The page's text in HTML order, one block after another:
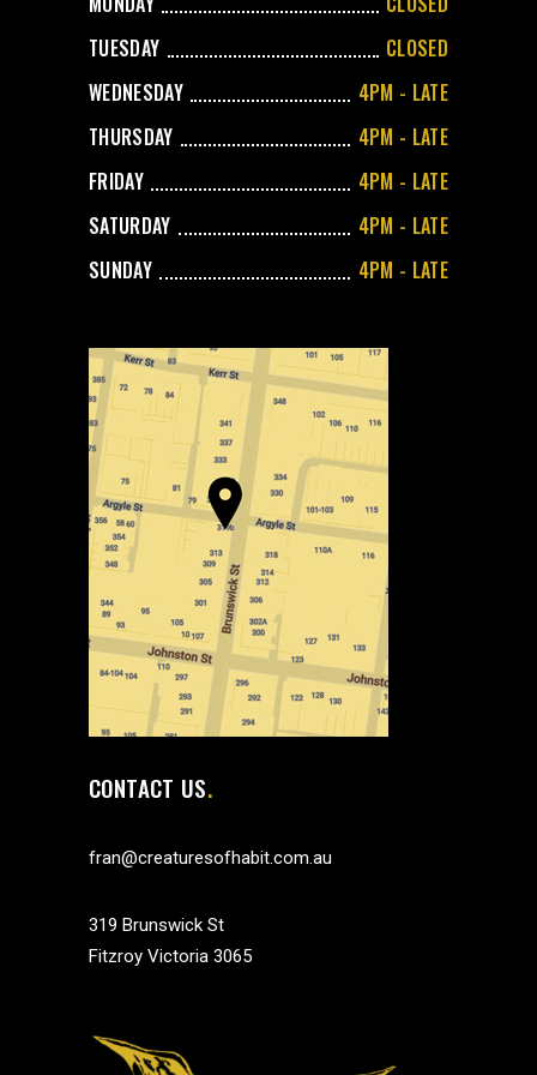
TUESDAY
CLOSED
WEDNESDAY
4PM - LATE
THURSDAY
4PM - LATE
FRIDAY
4PM - LATE
SATURDAY
4PM - LATE
SUNDAY
4PM - LATE
CONTACT US
fran@creaturesofhabit.com.au
319 Brunswick St
Fitzroy Victoria 3065